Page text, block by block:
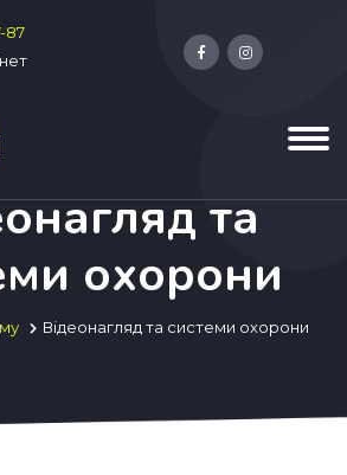
87
та
охорони
Відеонагляд та системи охорони